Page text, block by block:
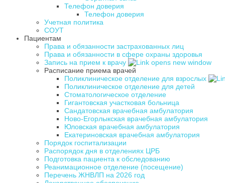
Телефон доверия
Телефон доверия
Учетная политика
СОУТ
Пациентам
Права и обязанности застрахованных лиц
Права и обязанности в сфере охраны здоровья
Запись на прием к врачу
Расписание приема врачей
Поликлиническое отделение для взрослых
Поликлиническое отделение для детей
Стоматологическое отделение
Гигантовская участковая больница
Сандатовская врачебная амбулатория
Ново-Егорлыкская врачебная амбулатория
Юловская врачебная амбулатория
Екатериновская врачебная амбулатория
Порядок госпитализации
Распорядок дня в отделениях ЦРБ
Подготовка пациента к обследованию
Реанимационное отделение (посещение)
Перечень ЖНВЛП на 2026 год